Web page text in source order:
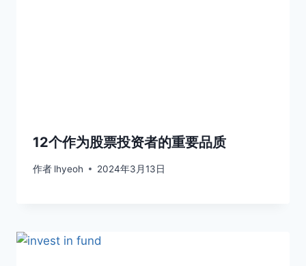
12个作为股票投资者的重要品质
作者 lhyeoh 2024年3月13日